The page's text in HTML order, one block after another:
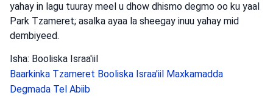
yahay in lagu tuuray meel u dhow dhismo degmo oo ku yaal
Park Tzameret; asalka ayaa la sheegay inuu yahay mid
dembiyeed.
Isha: Booliska Israa'iil
Baarkinka Tzameret Booliska Israa'iil Maxkamadda
Degmada Tel Abiib